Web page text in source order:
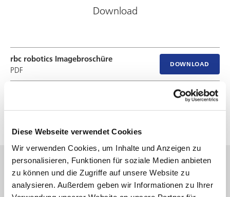
Diese Webseite verwendet Cookies
Wir verwenden Cookies, um Inhalte und Anzeigen zu
personalisieren, Funktionen für soziale Medien anbieten
zu können und die Zugriffe auf unsere Website zu
analysieren. Außerdem geben wir Informationen zu Ihrer
Download
rbc robotics Imagebroschüre
PDF
DOWNLOAD
DOWNLOAD